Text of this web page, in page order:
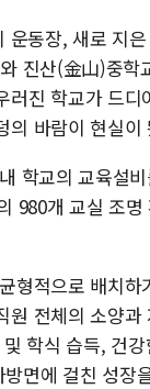
동장, 새로 지은
진산(金山)중
진 학교가 드
의 바람이 현실이
학교의 교육설
980개 교실 조
형적으로 배치
전체의 소양
학식 습득, 건
면에 걸친 성장